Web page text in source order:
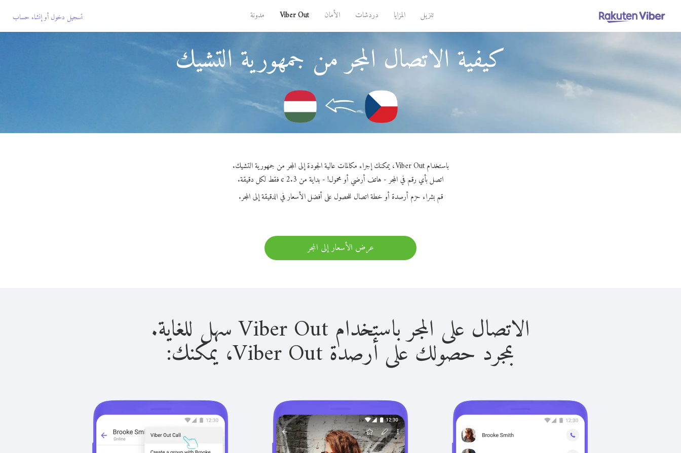
تنزيل المزايا دردشات الأمان Viber Out مدونة تسجيل دخول أوإنشاء حساب
كيفية الاتصال المجر من جمهورية التشيك
باستخدام Viber Out، يمكنك إجراء مكالمات عالية الجودة إلى المجر من جمهورية التشيك.
اتصل بأي رقم في المجر - هاتف أرضي أو محمول! - بداية من 2.3 ¢ فقط لكل دقيقة.
قم بشراء حزم أرصدة أو خطة اتصال للحصول على أفضل الأسعار في الدقيقة إلى المجر.
عرض الأسعار إلى المجر
الاتصال على المجر باستخدام Viber Out سهل للغاية.
بمجرد حصولك على أرصدة Viber Out، يمكنك: